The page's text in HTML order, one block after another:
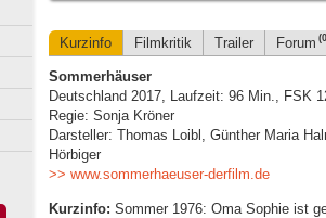
Kurzinfo Filmkritik Trailer Forum
Sommerhäuser
Deutschland 2017, Laufzeit: 96 Min., FSK
Regie: Sonja Kröner
Darsteller: Thomas Loibl, Günther Maria
Hörbiger
>> www.sommerhaeuser-derfilm.de
Kurzinfo: Sommer 1976: Oma Sophie ist